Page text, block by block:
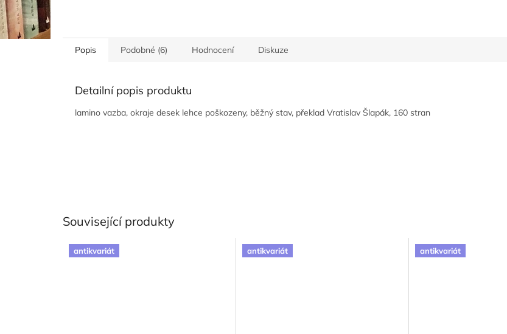
Popis Podobné (6) Hodnocení Diskuze
Detailní popis produktu
lamino vazba, okraje desek lehce poškozeny, běžný stav, překlad Vratislav Šlapák, 160 stran
Související produkty
antikvariát antikvariát antikvariát